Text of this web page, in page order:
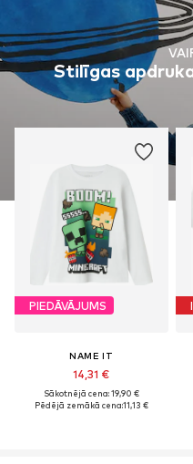
Stilīgas
PIEDĀVĀJUMS
NAME IT
14,31 €
Sākotnējā cena: 19,90 €
Pēdējā zemākā cena:11,13 €